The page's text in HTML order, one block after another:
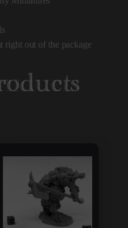
right out of the package